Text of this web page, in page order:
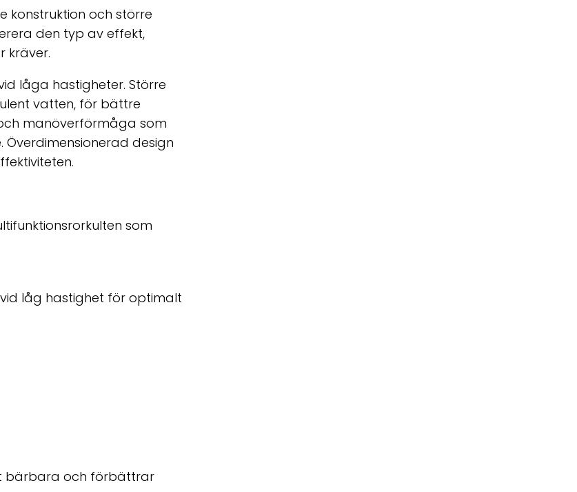
konstruktion och större
den typ av effekt,
kräver.
låga hastigheter. Större
vatten, för bättre
manöverförmåga som
Överdimensionerad design
som
låg hastighet för optimalt
bärbara och förbättrar